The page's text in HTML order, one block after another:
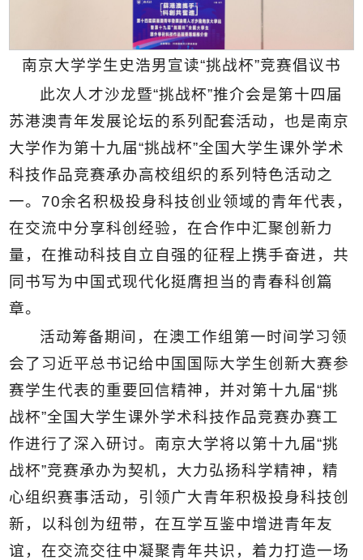
南京大学学生史浩男宣读“挑战杯”竞赛倡议书
此次人才沙龙暨“挑战杯”推介会是第十四届
苏港澳青年发展论坛的系列配套活动，也是南京
大学作为第十九届“挑战杯”全国大学生课外学术
科技作品竞赛承办高校组织的系列特色活动之
一。70余名积极投身科技创业领域的青年代表，
在交流中分享科创经验，在合作中汇聚创新力
量，在推动科技自立自强的征程上携手奋进，共
同书写为中国式现代化挺膺担当的青春科创篇
章。
活动筹备期间，在澳工作组第一时间学习领
会了习近平总书记给中国国际大学生创新大赛参
赛学生代表的重要回信精神，并对第十九届“挑
战杯”全国大学生课外学术科技作品竞赛办赛工
作进行了深入研讨。南京大学将以第十九届“挑
战杯”竞赛承办为契机，大力弘扬科学精神，精
心组织赛事活动，引领广大青年积极投身科技创
新，以科创为纽带，在互学互鉴中增进青年友
谊，在交流交往中凝聚青年共识，着力打造一场